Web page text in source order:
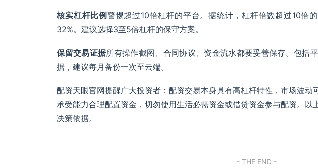
核实杠杆比例警惕超过10倍杠杆的平台。据统计，杠杆倍数超过10倍
32%。建议选择3至5倍杠杆的保守方案。
保留交易证据所有操作截图、合同协议、资金流水都要妥善保存。包括
据，建议每月备份一次至云端。
配资天眼官网提醒广大投资者：配资交易本身具有高杠杆特性，市场波动
承受能力合理配置资金，切勿使用生活必需资金或借贷资金参与配资。以
决策依据。
- THE END -